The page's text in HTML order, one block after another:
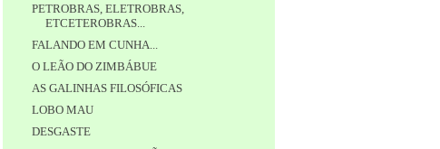
PETROBRAS, ELETROBRAS,
ETCETEROBRAS...
FALANDO EM CUNHA...
O LEÃO DO ZIMBÁBUE
AS GALINHAS FILOSÓFICAS
LOBO MAU
DESGASTE